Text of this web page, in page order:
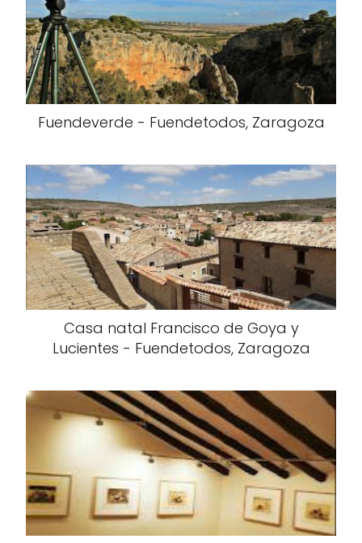
Fuendeverde - Fuendetodos, Zaragoza
Casa natal Francisco de Goya y
Lucientes - Fuendetodos, Zaragoza